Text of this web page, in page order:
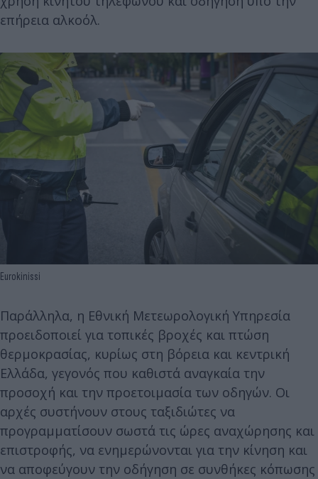
επήρεια αλκοόλ.
Eurokinissi
Παράλληλα, η Εθνική Μετεωρολογική Υπηρεσία
προειδοποιεί για τοπικές βροχές και πτώση
θερμοκρασίας, κυρίως στη βόρεια και κεντρική
Ελλάδα, γεγονός που καθιστά αναγκαία την
προσοχή και την προετοιμασία των οδηγών. Οι
αρχές συστήνουν στους ταξιδιώτες να
προγραμματίσουν σωστά τις ώρες αναχώρησης και
επιστροφής, να ενημερώνονται για την κίνηση και
να αποφεύγουν την οδήγηση σε συνθήκες κόπωσης